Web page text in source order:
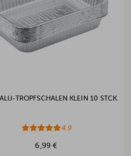
TROPFSCHALEN KLEIN 10 STCK.
4.9
6,99 €